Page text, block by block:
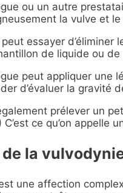
ou un autre
la vulve et le
essayer
de liquide ou de
peut appliquer une
d’évaluer la gravité
prélever un
ce qu’on appelle
la
une affection